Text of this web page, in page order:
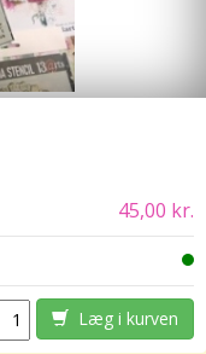
45,00 kr.
Læg i kurven